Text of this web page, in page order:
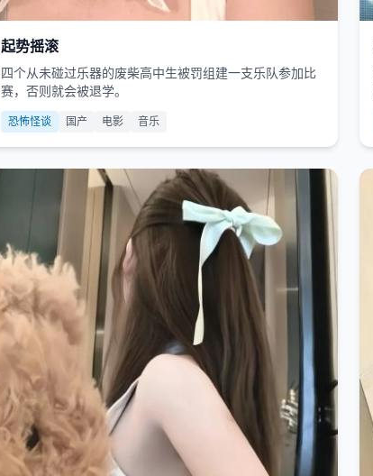
起势摇滚
四个从未碰过乐器的废柴高中生被罚组建一支乐队参加比
赛，否则就会被退学。
恐怖怪谈 国产 电影 音乐